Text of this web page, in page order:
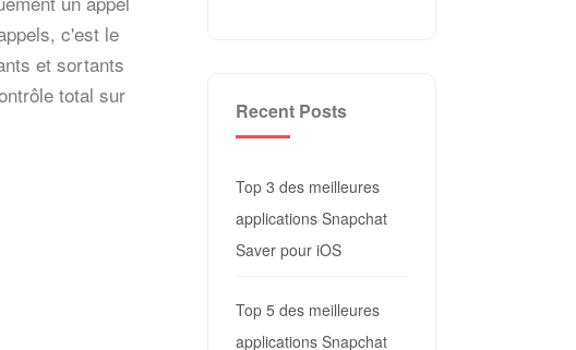
c'est le
et sortants
total sur
Recent Posts
Top 3 des meilleures
applications Snapchat
Saver pour iOS
Top 5 des meilleures
applications Snapchat